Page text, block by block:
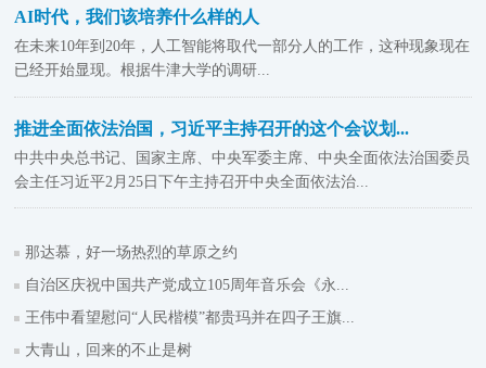
AI时代，我们该培养什么样的人
在未来10年到20年，人工智能将取代一部分人的工作，这种现象现在
已经开始显现。根据牛津大学的调研...
推进全面依法治国，习近平主持召开的这个会议划...
中共中央总书记、国家主席、中央军委主席、中央全面依法治国委员
会主任习近平2月25日下午主持召开中央全面依法治...
那达慕，好一场热烈的草原之约
自治区庆祝中国共产党成立105周年音乐会《永...
王伟中看望慰问“人民楷模”都贵玛并在四子王旗...
大青山，回来的不止是树